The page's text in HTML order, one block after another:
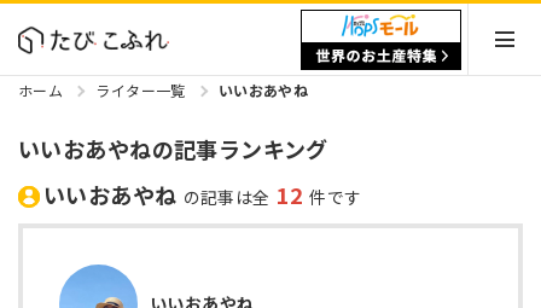
ホーム ライター一覧 いいおあやね
いいおあやねの記事ランキング
いいおあやね の記事は全 12 件です
いいおあやね